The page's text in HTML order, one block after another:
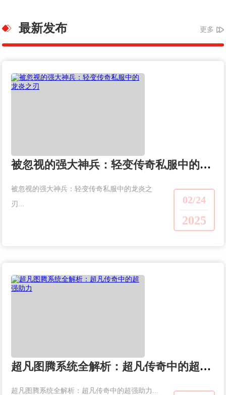
最新发布 更多
被忽视的强大神兵：轻变传奇私服中的龙炎之刃
02/24
2025
被忽视的强大神兵：轻变传奇私服中的龙炎之
刃...
超凡图腾系统全解析：超凡传奇中的超强助力
超凡图腾系统全解析：超凡传奇中的超强助力...